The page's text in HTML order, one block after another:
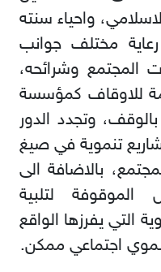
واحياء سنته
مختلف جوانب
المجتمع وشرائحه،
للاوقاف كمؤسسة
وتجدد الدور
تنموية في صيغ
بالاضافة الى
لتلبية
التي يفرزها الواقع
اجتماعي ممكن.